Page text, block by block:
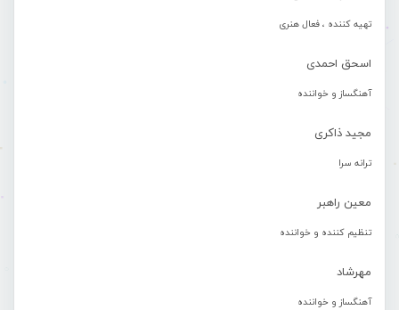
تهیه کننده ، فعال هنری
اسحق احمدی
آهنگساز و خواننده
مجید ذاکری
ترانه سرا
معین راهبر
تنظیم کننده و خواننده
مهرشاد
آهنگساز و خواننده